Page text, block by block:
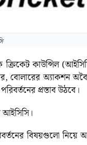
ক্রিকেট কাউন্সিল
বোলারের অ্যাকশন
প্রস্তাব উঠবে।
বিষয়গুলো